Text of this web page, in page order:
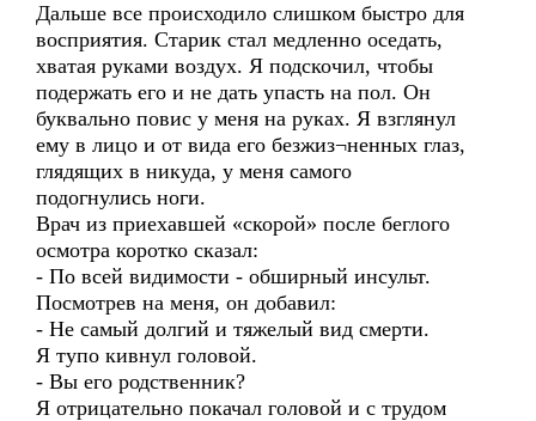
Дальше все происходило слишком быстро для
восприятия. Старик стал медленно оседать,
хватая руками воздух. Я подскочил, чтобы
подержать его и не дать упасть на пол. Он
буквально повис у меня на руках. Я взглянул
ему в лицо и от вида его безжиз¬ненных глаз,
глядящих в никуда, у меня самого
подогнулись ноги.
Врач из приехавшей «скорой» после беглого
осмотра коротко сказал:
- По всей видимости - обширный инсульт.
Посмотрев на меня, он добавил:
- Не самый долгий и тяжелый вид смерти.
Я тупо кивнул головой.
- Вы его родственник?
Я отрицательно покачал головой и с трудом